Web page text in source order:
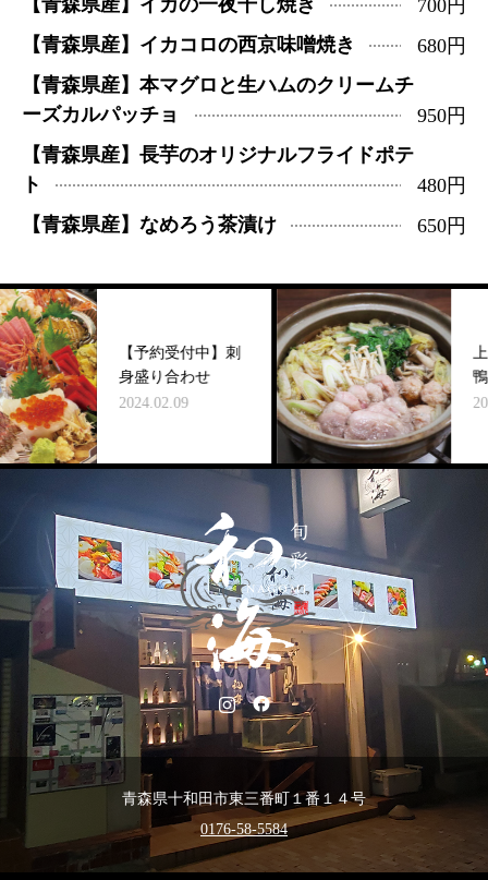
【青森県産】イカの一夜干し焼き
700円
【青森県産】イカコロの西京味噌焼き
680円
【青森県産】本マグロと生ハムのクリームチ
ーズカルパッチョ
950円
【青森県産】長芋のオリジナルフライドポテ
ト
480円
【青森県産】なめろう茶漬け
650円
【予約受付中】刺
身盛り合わせ
2024.02.09
上質
鴨と
青森県十和田市東三番町１番１４号
0176-58-5584